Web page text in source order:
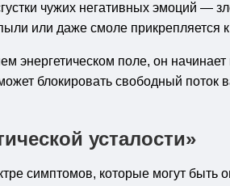
чужих негативных эмоций —
или даже смоле
энергетическом поле, он
блокировать свободный
усталости»
симптомов, которые могут